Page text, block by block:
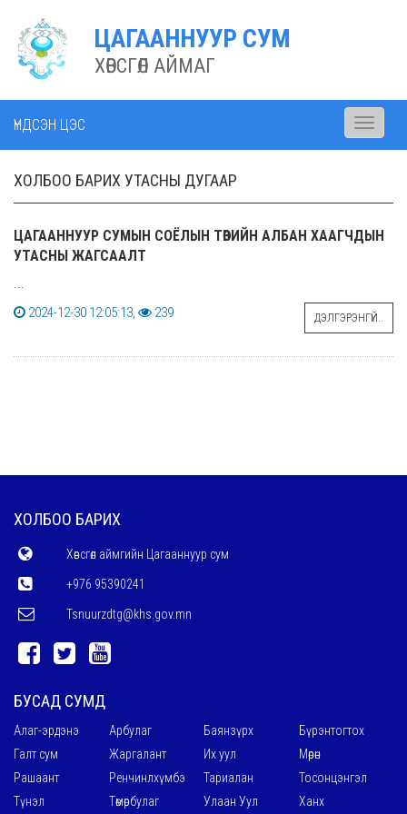
ЦАГААННУУР СУМ
ХӨВСГӨЛ АЙМАГ
ҮНДСЭН ЦЭС
Toggle
ХОЛБОО БАРИХ УТАСНЫ ДУГААР
ЦАГААННУУР СУМЫН СОЁЛЫН ТӨВИЙН АЛБАН ХААГЧДЫН
УТАСНЫ ЖАГСААЛТ
...
2024-12-30 12:05:13,
239 ДЭЛГЭРЭНГҮЙ..
ХОЛБОО БАРИХ
Хөвсгөл аймгийн Цагааннуур сум
+976 95390241
Tsnuurzdtg@khs.gov.mn
БУСАД СУМД
Алаг-эрдэнэ Арбулаг Баянзүрх
Бүрэнтогтох
Галт сум
Жаргалант Их уул
Мөрөн
Рашаант
Ренчинлхүмбэ Тариалан
Тосонцэнгэл
Түнэл
Төмөрбулаг Улаан Уул Ханх